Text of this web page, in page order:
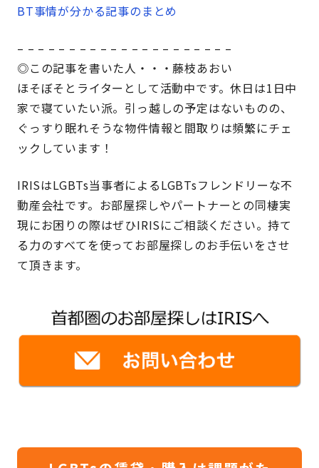
BT事情が分かる記事のまとめ
– – – – – – – – – – – – – – – – – – – – –
◎この記事を書いた人・・・藤枝あおい
ほそぼそとライターとして活動中です。休日は1日中
家で寝ていたい派。引っ越しの予定はないものの、
ぐっすり眠れそうな物件情報と間取りは頻繁にチェ
ックしています！
IRISはLGBTs当事者によるLGBTsフレンドリーな不
動産会社です。お部屋探しやパートナーとの同棲実
現にお困りの際はぜひIRISにご相談ください。持て
る力のすべてを使ってお部屋探しのお手伝いをさせ
て頂きます。